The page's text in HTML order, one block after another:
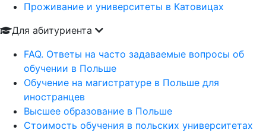
Проживание и университеты в Катовицах
Для абитуриента
FAQ. Ответы на часто задаваемые вопросы об
обучении в Польше
Обучение на магистратуре в Польше для
иностранцев
Высшее образование в Польше
Стоимость обучения в польских университетах